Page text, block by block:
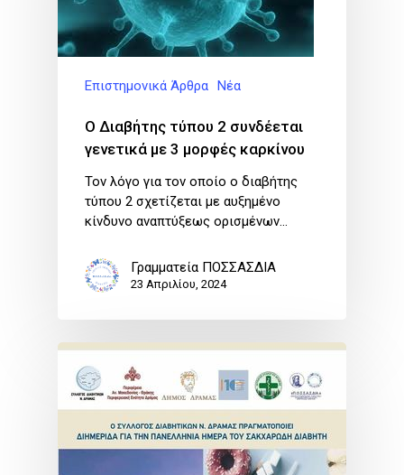
Επιστημονικά Άρθρα Νέα
Ο Διαβήτης τύπου 2 συνδέεται
γενετικά με 3 μορφές καρκίνου
Τον λόγο για τον οποίο ο διαβήτης
τύπου 2 σχετίζεται με αυξημένο
κίνδυνο αναπτύξεως ορισμένων…
Γραμματεία ΠΟΣΣΑΣΔΙΑ
23 Απριλίου, 2024